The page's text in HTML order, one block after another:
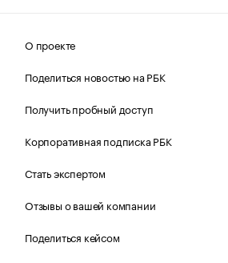
О проекте
Поделиться новостью на РБК
Получить пробный доступ
Корпоративная подписка РБК
Стать экспертом
Отзывы о вашей компании
Поделиться кейсом